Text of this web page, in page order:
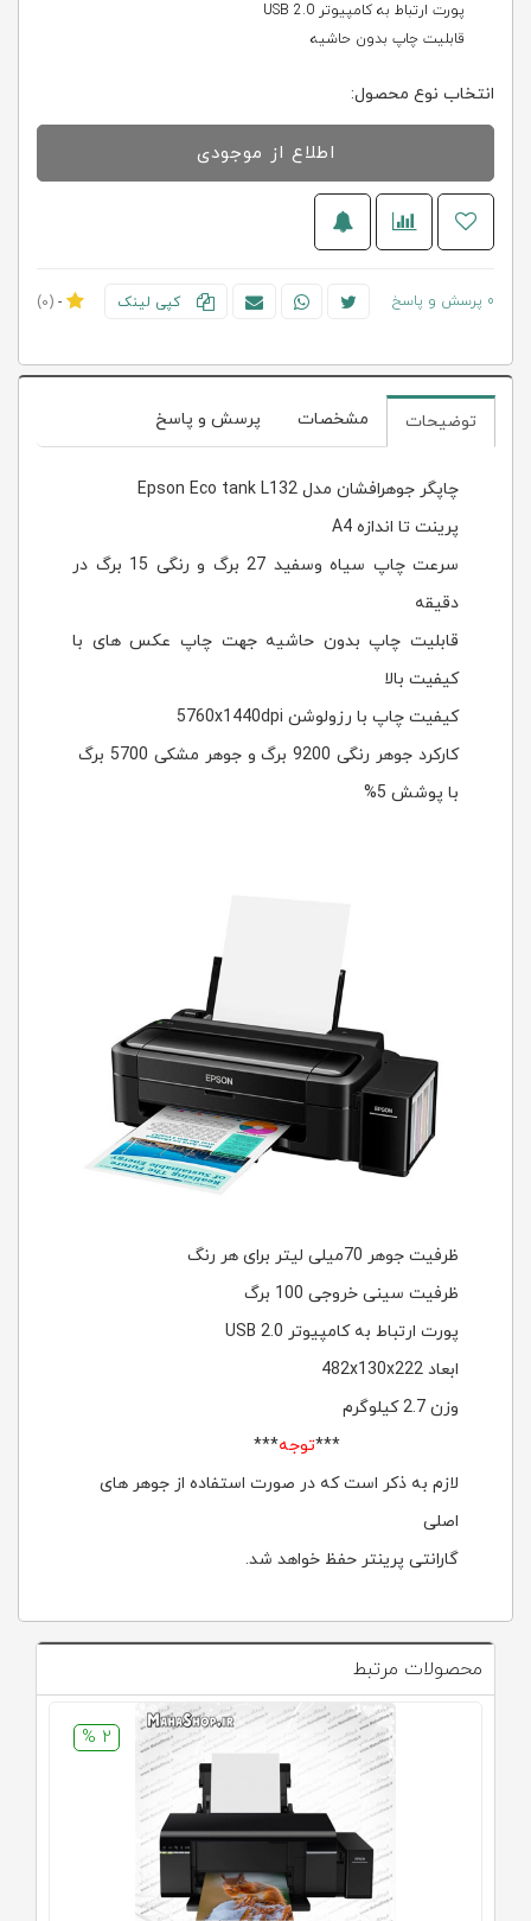
پورت ارتباط به کامپیوتر USB 2.0
قابلیت چاپ بدون حاشیه
انتخاب نوع محصول:
اطلاع از موجودی
0 پرسش و پاسخ کپی لینک -
(0)
توضیحات مشخصات پرسش و پاسخ
چاپگر جوهرافشان مدل Epson Eco tank L132
پرینت تا اندازه A4
سرعت چاپ سیاه وسفید 27 برگ و رنگی 15 برگ در
دقیقه
قابلیت چاپ بدون حاشیه جهت چاپ عکس های با
کیفیت بالا
کیفیت چاپ با رزولوشن 5760x1440dpi
کارکرد جوهر رنگی 9200 برگ و جوهر مشکی 5700 برگ
با پوشش 5%
ظرفیت جوهر 70میلی لیتر برای هر رنگ
ظرفیت سینی خروجی 100 برگ
پورت ارتباط به کامپیوتر USB 2.0
ابعاد 482x130x222
وزن 2.7 کیلوگرم
***توجه***
لازم به ذکر است که در صورت استفاده از جوهر های
اصلی
گارانتی پرینتر حفظ خواهد شد.
محصولات مرتبط
2 %